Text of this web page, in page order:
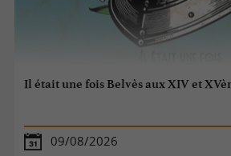
Il était une fois Belvès aux XIV et
09/08/2026